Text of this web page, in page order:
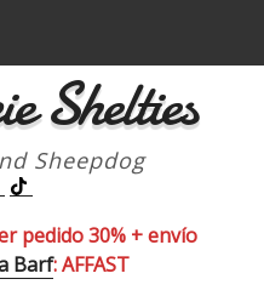
Shelties
Sheepdog
pedido 30% + envío
Barf: AFFAST